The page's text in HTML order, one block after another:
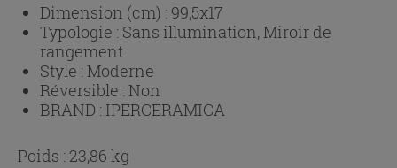
Dimension (cm) : 99,5x17
Typologie : Sans illumination, Miroir de
rangement
Style :Moderne
Réversible :Non
BRAND : IPERCERAMICA
Poids : 23,86 kg